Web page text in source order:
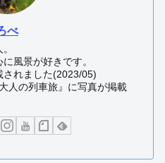
べ
風景が好きです。
されました(2023/05)
人の列車旅』に写真が掲載